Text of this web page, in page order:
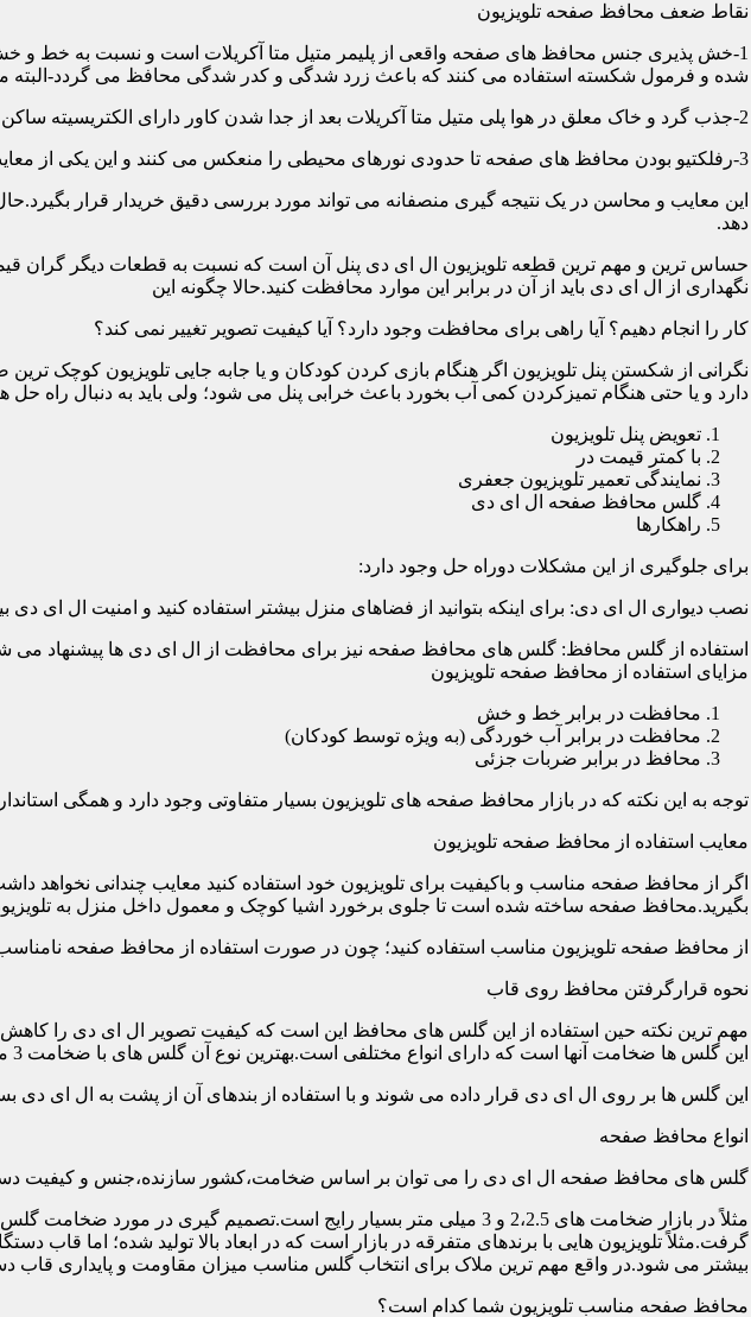
نقاط ضعف محافظ صفحه تلویزیون
1-خش پذیری جنس محافظ های صفحه واقعی از پلیمر متیل متا آکریلات است و نسبت به خط و خش
شده و فرمول شکسته استفاده می کنند که باعث زرد شدگی و کدر شدگی محافظ می گردد-البته
2-جذب گرد و خاک معلق در هوا پلی متیل متا آکریلات بعد از جدا شدن کاور دارای الکتریسیته ساکن می شود و جاذب گرد و خاک؛ که به مرور زمان این حالت کم و کمتر می شود.
3-رفلکتیو بودن محافظ های صفحه تا حدودی نورهای محیطی را منعکس می کنند و این یکی از معایب آن هاست که با جابجایی تلویزیون یا منابع نوری می توان رفلکس را کنترل کرد.
این معایب و محاسن در یک نتیجه گیری منصفانه می تواند مورد بررسی دقیق خریدار قرار
دهد.
حساس ترین و مهم ترین قطعه تلویزیون ال ای دی پنل آن است که نسبت به قطعات دیگر گران
نگهداری از ال ای دی باید از آن در برابر این موارد محافظت کنید.حالا چگونه این
کار را انجام دهیم؟ آیا راهی برای محافظت وجود دارد؟ آیا کیفیت تصویر تغییر نمی کند؟
نگرانی از شکستن پنل تلویزیون اگر هنگام بازی کردن کودکان و یا جابه جایی تلویزیون کوچک
دارد و یا حتی هنگام تمیزکردن کمی آب بخورد باعث خرابی پنل می شود؛ ولی باید به دنبال راه
تعویض پنل تلویزیون
با کمتر قیمت در
نمایندگی تعمیر تلویزیون جعفری
گلس محافظ صفحه ال ای دی
راهکارها
برای جلوگیری از این مشکلات دوراه حل وجود دارد:
نصب دیواری ال ای دی: برای اینکه بتوانید از فضاهای منزل بیشتر استفاده کنید و امنیت ال ای
استفاده از گلس محافظ: گلس های محافظ صفحه نیز برای محافظت از ال ای دی ها پیشنهاد
مزایای استفاده از محافظ صفحه تلویزیون
محافظت در برابر خط و خش
محافظت در برابر آب خوردگی (به ویژه توسط کودکان)
محافظ در برابر ضربات جزئی
توجه به این نکته که در بازار محافظ صفحه های تلویزیون بسیار متفاوتی وجود دارد و همگی
معایب استفاده از محافظ صفحه تلویزیون
اگر از محافظ صفحه مناسب و باکیفیت برای تلویزیون خود استفاده کنید معایب چندانی نخواهد
بگیرید.محافظ صفحه ساخته شده است تا جلوی برخورد اشیا کوچک و معمول داخل منزل به
از محافظ صفحه تلویزیون مناسب استفاده کنید؛ چون در صورت استفاده از محافظ صفحه
نحوه قرارگرفتن محافظ روی قاب
مهم ترین نکته حین استفاده از این گلس های محافظ این است که کیفیت تصویر ال ای دی را کاهش
این گلس ها ضخامت آنها است که دارای انواع مختلفی است.بهترین نوع آن گلس های با ضخامت 3 میلی متر است.
این گلس ها بر روی ال ای دی قرار داده می شوند و با استفاده از بندهای آن از پشت به ال ای
انواع محافظ صفحه
گلس های محافظ صفحه ال ای دی را می توان بر اساس ضخامت،کشور سازنده،جنس و کیفیت
مثلاً در بازار ضخامت های 2،2.5 و 3 میلی متر بسیار رایج است.تصمیم
گرفت.مثلاً تلویزیون هایی با برندهای متفرقه در بازار است که در ابعاد بالا تولید شده؛ اما
بیشتر می شود.در واقع مهم ترین ملاک برای انتخاب گلس مناسب میزان مقاومت و پایداری قاب
محافظ صفحه مناسب تلویزیون شما کدام است؟